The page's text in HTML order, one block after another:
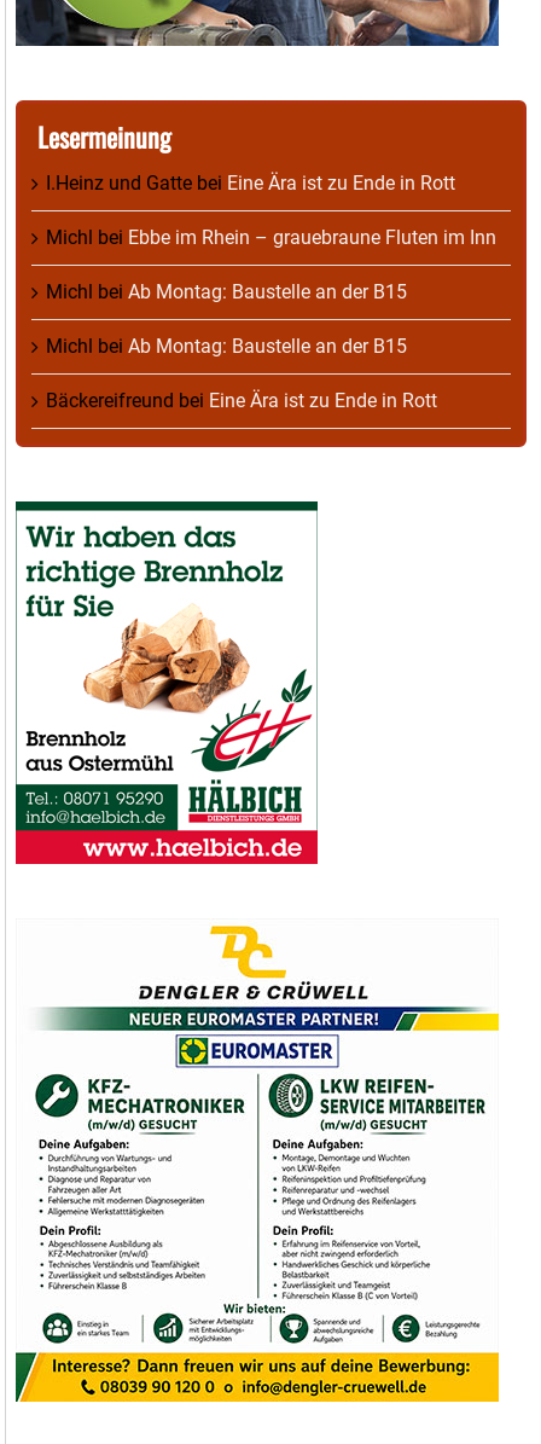
Lesermeinung
I.Heinz und Gatte bei Eine Ära ist zu Ende in Rott
Michl bei Ebbe im Rhein – grauebraune Fluten im Inn
Michl bei Ab Montag: Baustelle an der B15
Michl bei Ab Montag: Baustelle an der B15
Bäckereifreund bei Eine Ära ist zu Ende in Rott